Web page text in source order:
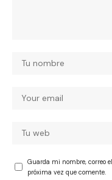
Guarda mi nombre, correo
próxima vez que comente.